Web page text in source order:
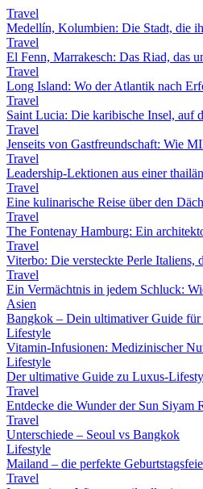
Travel
Medellín, Kolumbien: Die Stadt, die
Travel
El Fenn, Marrakesch: Das Riad, das
Travel
Long Island: Wo der Atlantik nach
Travel
Saint Lucia: Die karibische Insel, auf
Travel
Jenseits von Gastfreundschaft: Wie
Travel
Leadership-Lektionen aus einer
Travel
Eine kulinarische Reise über den
Travel
The Fontenay Hamburg: Ein
Travel
Viterbo: Die versteckte Perle Italiens,
Travel
Ein Vermächtnis in jedem Schluck:
Asien
Bangkok – Dein ultimativer Guide für
Lifestyle
Vitamin-Infusionen: Medizinischer
Lifestyle
Der ultimative Guide zu Luxus-
Travel
Entdecke die Wunder der Sun Siyam
Travel
Unterschiede – Seoul vs Bangkok
Lifestyle
Mailand – die perfekte
Travel